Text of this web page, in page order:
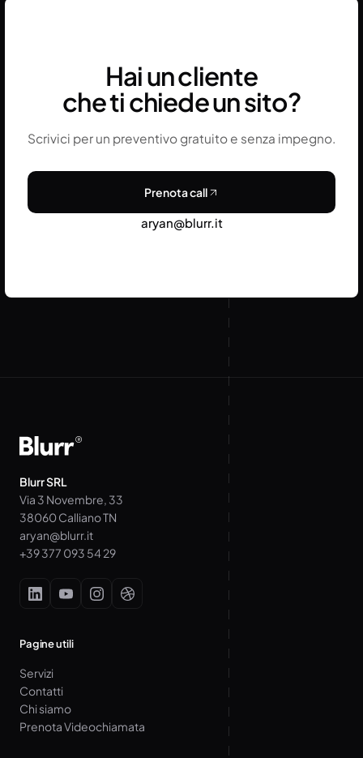
Hai un cliente
che ti chiede un sito?
Scrivici per un preventivo gratuito e senza impegno.
Prenota call
aryan@blurr.it
Blurr SRL
Via 3 Novembre, 33
38060 Calliano TN
aryan@blurr.it
+39 377 093 54 29
Pagine utili
Servizi
Contatti
Chi siamo
Prenota Videochiamata